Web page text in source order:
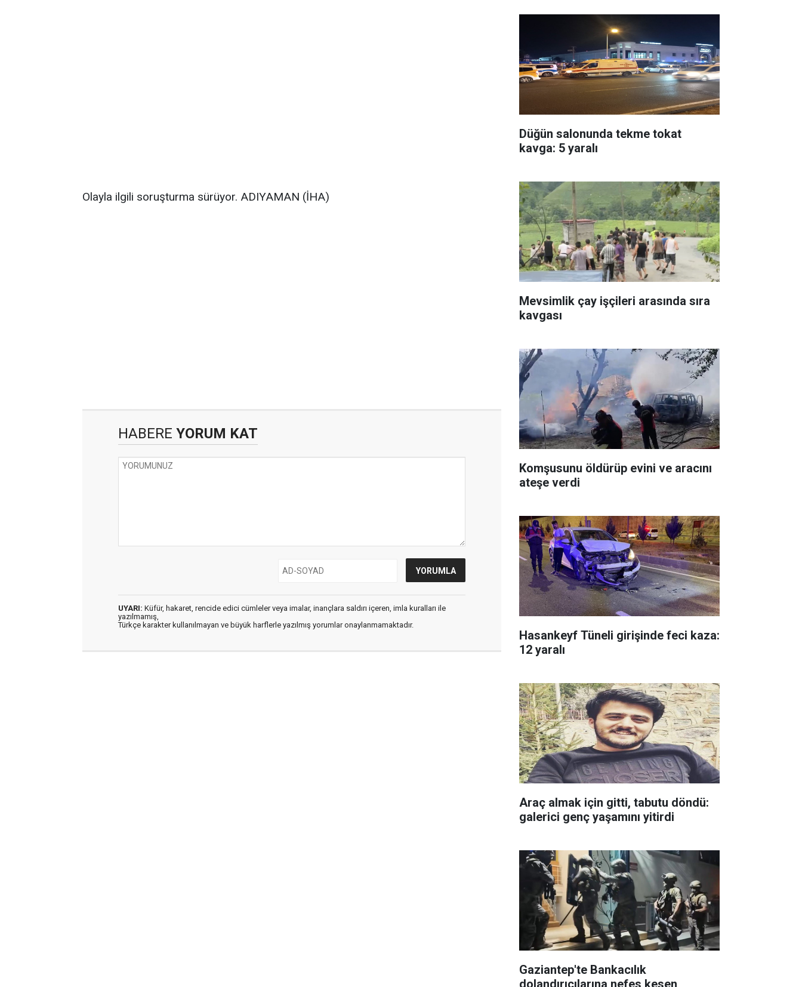
Olayla ilgili soruşturma sürüyor. ADIYAMAN (İHA)
HABERE YORUM KAT
UYARI: Küfür, hakaret, rencide edici cümleler veya imalar, inançlara saldırı içeren, imla kuralları ile
yazılmamış,
Türkçe karakter kullanılmayan ve büyük harflerle yazılmış yorumlar onaylanmamaktadır.
Düğün salonunda tekme tokat
kavga: 5 yaralı
Mevsimlik çay işçileri arasında sıra
kavgası
Komşusunu öldürüp evini ve aracını
ateşe verdi
Hasankeyf Tüneli girişinde feci kaza:
12 yaralı
Araç almak için gitti, tabutu döndü:
galerici genç yaşamını yitirdi
Gaziantep'te Bankacılık
dolandırıcılarına nefes kesen